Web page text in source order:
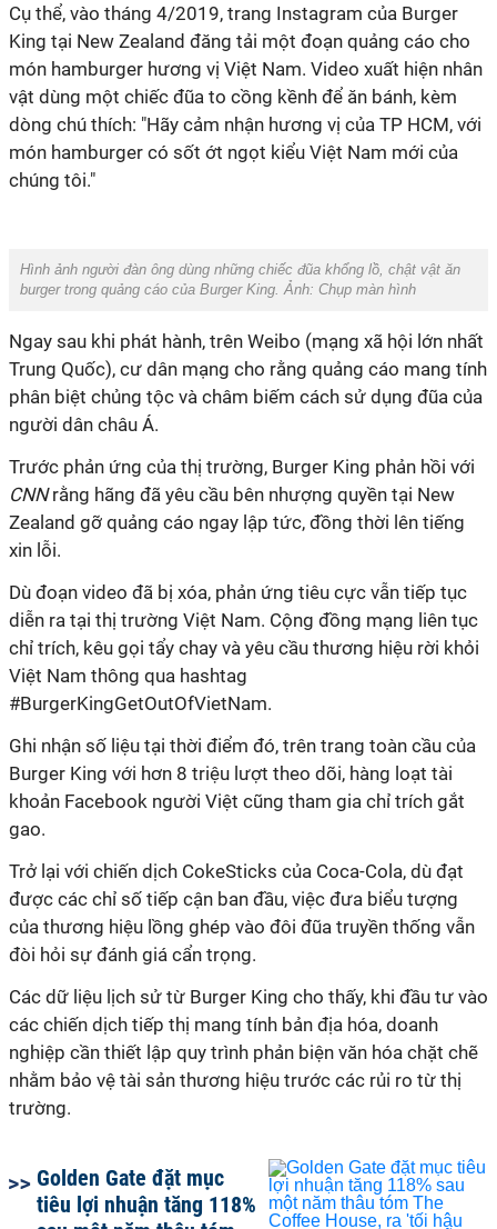
Cụ thể, vào tháng 4/2019, trang Instagram của Burger
King tại New Zealand đăng tải một đoạn quảng cáo cho
món hamburger hương vị Việt Nam. Video xuất hiện nhân
vật dùng một chiếc đũa to cồng kềnh để ăn bánh, kèm
dòng chú thích: "Hãy cảm nhận hương vị của TP HCM, với
món hamburger có sốt ớt ngọt kiểu Việt Nam mới của
chúng tôi."
Hình ảnh người đàn ông dùng những chiếc đũa khổng lồ, chật vật ăn
burger trong quảng cáo của Burger King. Ảnh: Chụp màn hình
Ngay sau khi phát hành, trên Weibo (mạng xã hội lớn nhất
Trung Quốc), cư dân mạng cho rằng quảng cáo mang tính
phân biệt chủng tộc và châm biếm cách sử dụng đũa của
người dân châu Á.
Trước phản ứng của thị trường, Burger King phản hồi với
CNNrằng hãng đã yêu cầu bên nhượng quyền tại New
Zealand gỡ quảng cáo ngay lập tức, đồng thời lên tiếng
xin lỗi.
Dù đoạn video đã bị xóa, phản ứng tiêu cực vẫn tiếp tục
diễn ra tại thị trường Việt Nam. Cộng đồng mạng liên tục
chỉ trích, kêu gọi tẩy chay và yêu cầu thương hiệu rời khỏi
Việt Nam thông qua hashtag
#BurgerKingGetOutOfVietNam.
Ghi nhận số liệu tại thời điểm đó, trên trang toàn cầu của
Burger King với hơn 8 triệu lượt theo dõi, hàng loạt tài
khoản Facebook người Việt cũng tham gia chỉ trích gắt
gao.
Trở lại với chiến dịch CokeSticks của Coca-Cola, dù đạt
được các chỉ số tiếp cận ban đầu, việc đưa biểu tượng
của thương hiệu lồng ghép vào đôi đũa truyền thống vẫn
đòi hỏi sự đánh giá cẩn trọng.
Các dữ liệu lịch sử từ Burger King cho thấy, khi đầu tư vào
các chiến dịch tiếp thị mang tính bản địa hóa, doanh
nghiệp cần thiết lập quy trình phản biện văn hóa chặt chẽ
nhằm bảo vệ tài sản thương hiệu trước các rủi ro từ thị
trường.
Golden Gate đặt mục
tiêu lợi nhuận tăng 118%